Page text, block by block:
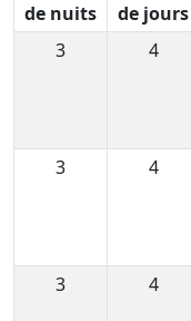
de nuits
de jours
3
4
3
4
3
4